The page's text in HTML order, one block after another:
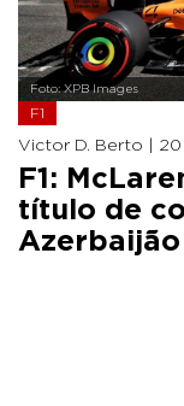
Foto: XPB Images
F1
Victor D. Berto | 20
F1:
título de
Azerbaijão